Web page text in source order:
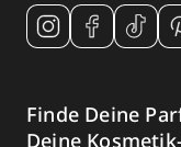
Finde Deine
Deine